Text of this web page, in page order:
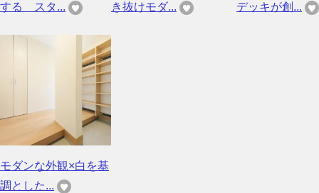
する スタ...
き抜けモダ...
デッキが創...
モダンな外観×白を基
調とした...